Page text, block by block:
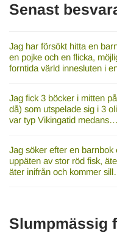
Senast
Jag har försökt hitta en
en pojke och en flicka,
forntida värld innesluten i
Jag fick 3 böcker i mitten
då) som utspelade sig i 3
var typ Vikingatid medans…
Jag söker efter en
uppäten av stor röd fisk,
äter inifrån och kommer
Slumpmässig